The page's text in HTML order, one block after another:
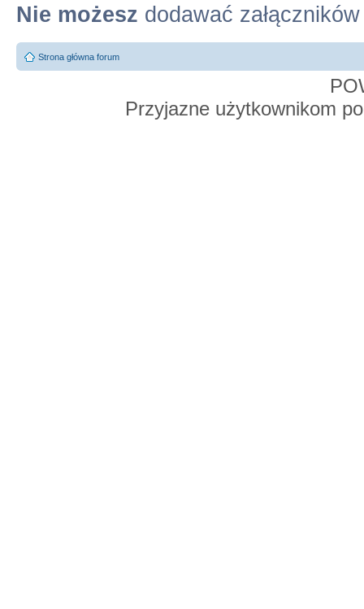
Nie możesz dodawać załączników
Strona główna forum
Przyjazne użytkownikom